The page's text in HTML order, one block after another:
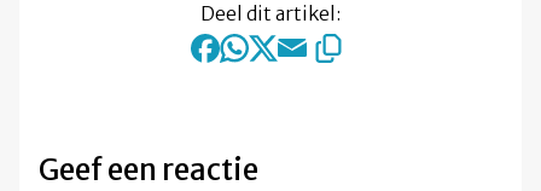
Deel dit artikel:
Geef een reactie